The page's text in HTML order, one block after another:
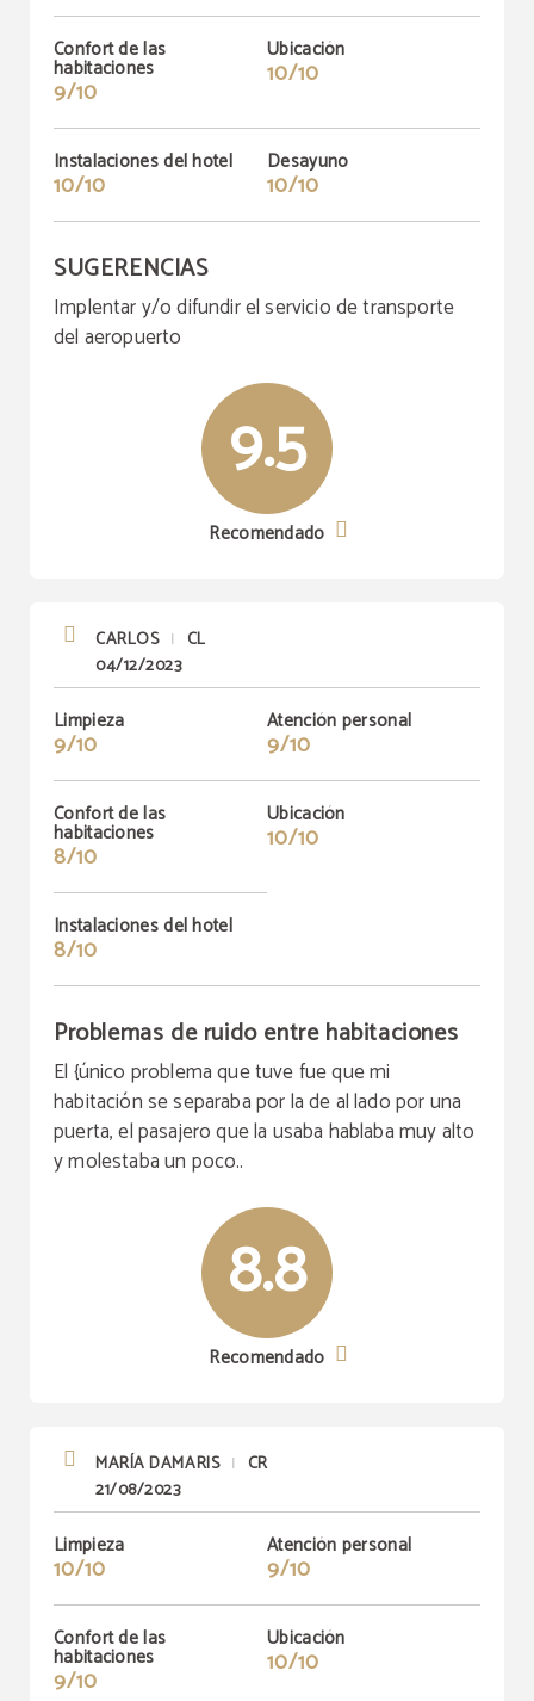
Confort de las
habitaciones
9/10
Ubicación
10/10
Instalaciones del hotel
10/10
Desayuno
10/10
SUGERENCIAS
Implentar y/o difundir el servicio de transporte
del aeropuerto
9.5
Recomendado
CARLOS |
CL
04/12/2023
Limpieza
9/10
Atención personal
9/10
Confort de las
habitaciones
8/10
Ubicación
10/10
Instalaciones del hotel
8/10
Problemas de ruido entre habitaciones
El {único problema que tuve fue que mi
habitación se separaba por la de al lado por una
puerta, el pasajero que la usaba hablaba muy alto
y molestaba un poco..
8.8
Recomendado
MARÍA DAMARIS |
CR
21/08/2023
Limpieza
10/10
Atención personal
9/10
Confort de las
habitaciones
9/10
Ubicación
10/10